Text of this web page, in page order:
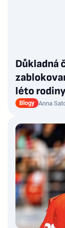
Důkladná
léto
Blogy Anna